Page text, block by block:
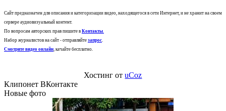
Сайт предназначен для описания и категоризации видео, находящегося в сети Интернет, и не хранит на своем
сервере аудиовизуальный контент.
По вопросам авторских прав пишите в Контакты.
Набор журналистов на сайт - отправляйте запрос.
Смотрите видео онлайн, качайте бесплатно.
Хостинг отuCoz
Клипонет ВКонтакте
Новые фото